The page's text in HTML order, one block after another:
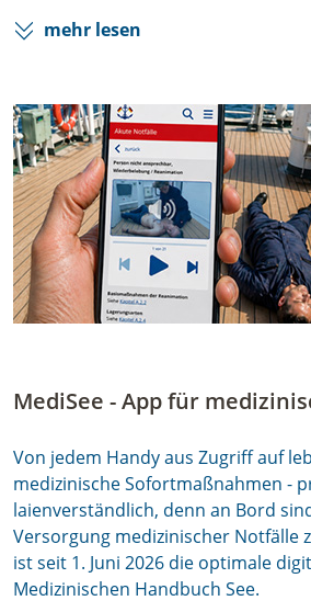
mehr lesen
MediSee - App für
Von jedem Handy aus Zugriff auf
medizinische Sofortmaßnahmen -
laienverständlich, denn an Bord
Versorgung medizinischer Notfälle
ist seit 1. Juni 2026 die optimale
Medizinischen Handbuch See.